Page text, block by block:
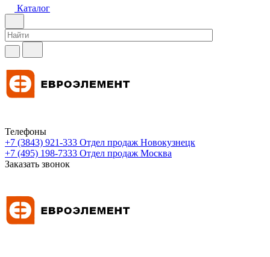
Каталог
Телефоны
+7 (3843) 921-333 Отдел продаж Новокузнецк
+7 (495) 198-7333 Отдел продаж Москва
Заказать звонок